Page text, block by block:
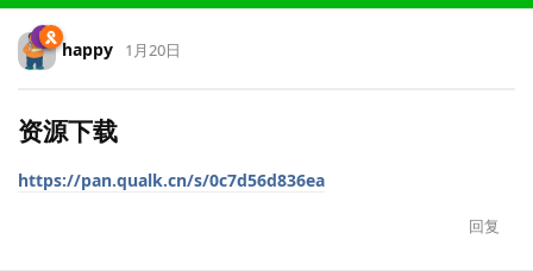
happy 1月20日
资源下载
https://pan.qualk.cn/s/0c7d56d836ea
回复